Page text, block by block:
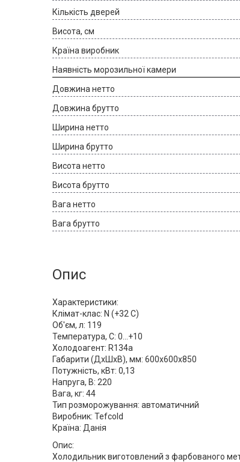
Кількість дверей
Висота, см
Країна виробник
Наявність морозильної камери
Довжина нетто
Довжина брутто
Ширина нетто
Ширина брутто
Висота нетто
Висота брутто
Вага нетто
Вага брутто
Опис
Характеристики:
Клімат-клас: N (+32 C)
Об'єм, л: 119
Температура, С: 0...+10
Холодоагент: R134a
Габарити (ДхШхВ), мм: 600x600x850
Потужність, кВт: 0,13
Напруга, В: 220
Вага, кг: 44
Тип розморожування: автоматичний
Виробник: Tefcold
Країна: Данія
Опис:
Холодильник виготовлений з фарбованого